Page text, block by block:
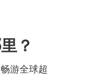
？
游全球超